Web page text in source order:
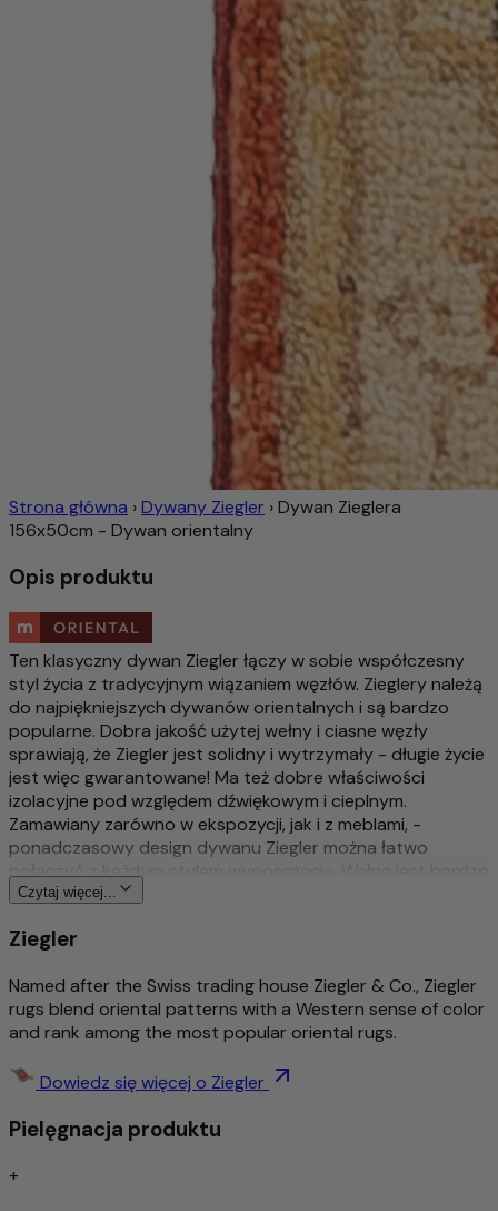
Strona główna ›Dywany Ziegler ›Dywan Zieglera
156x50cm - Dywan orientalny
Opis produktu
Ten klasyczny dywan Ziegler łączy w sobie współczesny
styl życia z tradycyjnym wiązaniem węzłów. Zieglery należą
do najpiękniejszych dywanów orientalnych i są bardzo
popularne. Dobra jakość użytej wełny i ciasne węzły
sprawiają, że Ziegler jest solidny i wytrzymały - długie życie
jest więc gwarantowane! Ma też dobre właściwości
izolacyjne pod względem dźwiękowym i cieplnym.
Zamawiany zarówno w ekspozycji, jak i z meblami, -
ponadczasowy design dywanu Ziegler można łatwo
połączyć z każdym stylem wyposażenia. Wełna jest bardzo
dobrej jakości i jest barwiona naturalnymi barwnikami
stworzony przez przedsiębiorcę ze Szwajcarii i do dziś jest
Więcej o tym produkcie
Bogato szczegółowy i stylowy wzór
Środek do usuwania brudu / łatwa pielęgnacja
Czytaj więcej...
Ziegler
Named after the Swiss trading house Ziegler & Co., Ziegler
rugs blend oriental patterns with a Western sense of color
and rank among the most popular oriental rugs.
Dowiedz się więcej o Ziegler
Pielęgnacja produktu
+